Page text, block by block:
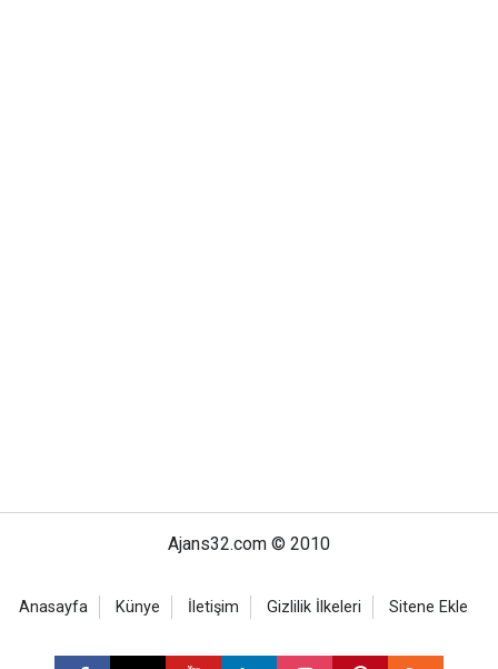
Ajans32.com © 2010
Anasayfa Künye İletişim Gizlilik İlkeleri Sitene Ekle